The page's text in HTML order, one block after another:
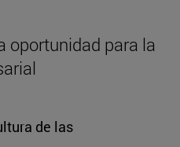
oportunidad para la
de las